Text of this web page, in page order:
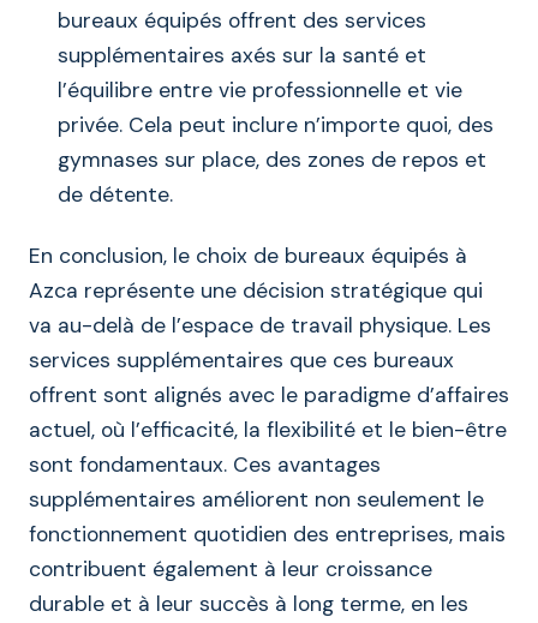
bureaux équipés offrent des services
supplémentaires axés sur la santé et
l’équilibre entre vie professionnelle et vie
privée. Cela peut inclure n’importe quoi, des
gymnases sur place, des zones de repos et
de détente.
En conclusion, le choix de bureaux équipés à
Azca représente une décision stratégique qui
va au-delà de l’espace de travail physique. Les
services supplémentaires que ces bureaux
offrent sont alignés avec le paradigme d’affaires
actuel, où l’efficacité, la flexibilité et le bien-être
sont fondamentaux. Ces avantages
supplémentaires améliorent non seulement le
fonctionnement quotidien des entreprises, mais
contribuent également à leur croissance
durable et à leur succès à long terme, en les